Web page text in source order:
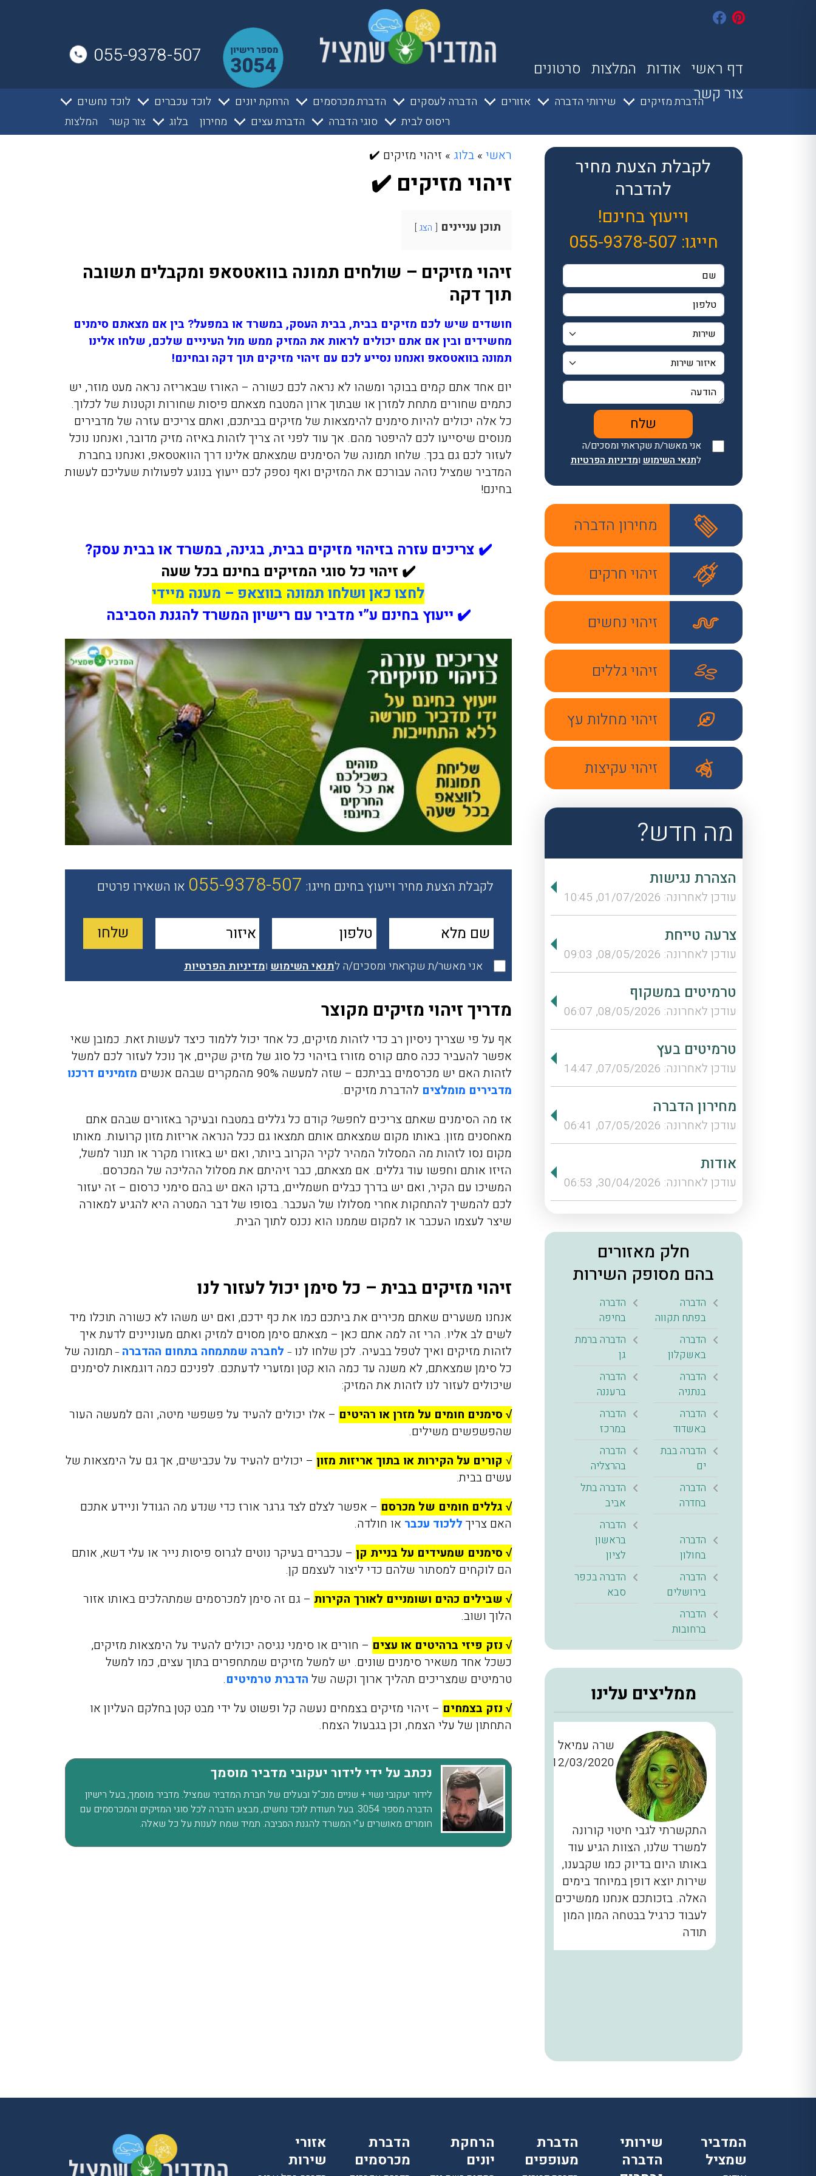
דף ראשי אודות המלצות סרטונים
צור קשר
055-9378-507
הדברת מזיקים שירותי הדברה אזורים הדברה לעסקים הדברת מכרסמים הרחקת יונים לוכד עכברים
לוכד נחשים
ריסוס לבית
סוגי הדברה הדברת עצים מחירון בלוג צור קשר המלצות
לקבלת הצעת מחיר
להדברה
וייעוץ בחינם!
חייגו: 055-9378-507
אני מאשר/ת שקראתי ומסכים/ה
לתנאי השימוש ומדיניות הפרטיות
מחירון הדברה
זיהוי חרקים
זיהוי נחשים
זיהוי גללים
זיהוי מחלות עץ
זיהוי עקיצות
מה חדש?
הצהרת נגישות
עודכן לאחרונה: 01/07/2026, 10:45
צרעה טייחת
עודכן לאחרונה: 08/05/2026, 09:03
טרמיטים במשקוף
עודכן לאחרונה: 08/05/2026, 06:07
טרמיטים בעץ
עודכן לאחרונה: 07/05/2026, 14:47
מחירון הדברה
עודכן לאחרונה: 07/05/2026, 06:41
אודות
עודכן לאחרונה: 30/04/2026, 06:53
חלק מאזורים
בהם מסופק השירות
הדברה
בפתח תקווה
הדברה
בחיפה
הדברה
באשקלון
הדברה ברמת
גן
הדברה
בנתניה
הדברה
ברעננה
הדברה
באשדוד
הדברה
במרכז
הדברה בבת
ים
הדברה
בהרצליה
הדברה
בחדרה
הדברה בתל
אביב
הדברה
בחולון
הדברה
בראשון
לציון
הדברה
בירושלים
הדברה בכפר
סבא
הדברה
ברחובות
ממליצים עלינו
שרה עמיאל
12/03/2020
התקשרתי לגבי חיטוי קורונה
למשרד שלנו, הצוות הגיע עוד
באותו היום בדיוק כמו שקבענו,
שירות יוצא דופן במיוחד בימים
האלה. בזכותכם אנחנו ממשיכים
לעבוד כרגיל בבטחה המון המון
תודה
08/04/2020
הזמנתי אתכם לצורך הדברת
טרמיטים שהיו לנו בחדר שינה
17/02/2019
התקשרתי אליכם בערב לגבי
הדברה של ג'וקים בדירה בפרדס
איתנו מה שנקרא פשפש
ראשי »בלוג » זיהוי מזיקים ✔️
זיהוי מזיקים ✔️
תוכן עניינים הצג
זיהוי מזיקים – שולחים תמונה בוואטסאפ ומקבלים תשובה
תוך דקה
חושדים שיש לכם מזיקים בבית, בבית העסק, במשרד או במפעל? בין אם מצאתם סימנים
מחשידים ובין אם אתם יכולים לראות את המזיק ממש מול העיניים שלכם, שלחו אלינו
תמונה בוואטסאפ ואנחנו נסייע לכם עם זיהוי מזיקים תוך דקה ובחינם!
יום אחד אתם קמים בבוקר ומשהו לא נראה לכם כשורה – האורז שבאריזה נראה מעט מוזר, יש
כתמים שחורים מתחת למזרן או שבתוך ארון המטבח מצאתם פיסות שחורות וקטנות של לכלוך.
כל אלה יכולים להיות סימנים להימצאות של מזיקים בביתכם, ואתם צריכים עזרה של מדבירים
מנוסים שיסייעו לכם להיפטר מהם. אך עוד לפני זה צריך לזהות באיזה מזיק מדובר, ואנחנו נוכל
לעזור לכם גם בכך. שלחו תמונה של הסימנים שמצאתם אלינו דרך הוואטסאפ, ואנחנו בחברת
המדביר שמציל נזהה עבורכם את המזיקים ואף נספק לכם ייעוץ בנוגע לפעולות שעליכם לעשות
בחינם!
✔️ צריכים עזרה בזיהוי מזיקים בבית, בגינה, במשרד או בבית עסק?
✔️ זיהוי כל סוגי המזיקים בחינם בכל שעה
לחצו כאן ושלחו תמונה בווצאפ – מענה מיידי
✔️ ייעוץ בחינם ע”י מדביר עם רישיון המשרד להגנת הסביבה
לקבלת הצעת מחיר וייעוץ בחינם חייגו: 055-9378-507 או השאירו פרטים
אני מאשר/ת שקראתי ומסכים/ה לתנאי השימושומדיניות הפרטיות
מדריך זיהוי מזיקים מקוצר
אף על פי שצריך ניסיון רב כדי לזהות מזיקים, כל אחד יכול ללמוד כיצד לעשות זאת. כמובן שאי
אפשר להעביר ככה סתם קורס מזורז בזיהוי כל סוג של מזיק שקיים, אך נוכל לעזור לכם למשל
לזהות האם יש מכרסמים בביתכם – שזה למעשה 90% מהמקרים שבהם אנשים
מזמינים דרכנו
מדבירים מומלצים להדברת מזיקים.
אז מה הסימנים שאתם צריכים לחפש? קודם כל גללים במטבח ובעיקר באזורים שבהם אתם
מאחסנים מזון. באותו מקום שמצאתם אותם תמצאו גם ככל הנראה אריזות מזון קרועות. מאותו
מקום נסו לזהות מה המסלול המהיר לקיר הקרוב ביותר, ואם יש באזורו מקרר או תנור למשל,
הזיזו אותם וחפשו עוד גללים. אם מצאתם, כבר זיהיתם את מסלול ההליכה של המכרסם.
המשיכו עם הקיר, ואם יש בדרך כבלים חשמליים, בדקו האם יש בהם סימני כרסום – זה יעזור
לכם להמשיך להתחקות אחרי מסלולו של העכבר. בסופו של דבר המטרה היא להגיע למאורה
שיצר לעצמו העכבר או למקום שממנו הוא נכנס לתוך הבית.
זיהוי מזיקים בבית – כל סימן יכול לעזור לנו
אנחנו משערים שאתם מכירים את ביתכם כמו את כף ידכם, ואם יש משהו לא כשורה תוכלו מיד
לשים לב אליו. הרי זה למה אתם כאן – מצאתם סימן מסוים למזיק ואתם מעוניינים לדעתאיך
לזהות מזיקים ואיך לטפל בבעיה. לכן שלחו לנו – לחברה שמתמחה בתחום ההדברה – תמונה של
כל סימן שמצאתם, לא משנה עד כמה הוא קטן ומזערי לדעתכם. לפניכם כמה דוגמאות לסימנים
שיכולים לעזור לנו לזהות את המזיק:
√ סימנים חומים על מזרן או רהיטים – אלו יכולים להעיד על פשפשי מיטה, והם למעשה העור
שהפשפשים משילים.
√ קורים על הקירות או בתוך אריזות מזון – יכולים להעיד על עכבישים, אך גם על הימצאות של
עשים בבית.
√ גללים חומים של מכרסם – אפשר לצלם לצד גרגר אורז כדי שנדע מה הגודל וניידע אתכם
האם צריך ללכוד עכבר או חולדה.
√ סימנים שמעידים על בניית קן – עכבריםבעיקר נוטים לגרוס פיסות נייר או עלי דשא, אותם
הם לוקחים למסתור שלהם כדי ליצור לעצמם קן.
√ שבילים כהים ושומניים לאורך הקירות – גם זה סימן למכרסמים שמתהלכים באותו אזור
הלוך ושוב.
√ נזק פיזי ברהיטים או עצים – חורים או סימני נגיסה יכולים להעיד על הימצאות מזיקים,
כשכל אחד משאיר סימנים שונים. יש למשל מזיקים שמתחפרים בתוך עצים, כמו למשל
טרמיטים שמצריכים תהליך ארוך וקשה של הדברת טרמיטים.
√ נזק בצמחים – זיהוי מזיקים בצמחים נעשה קל ופשוט על ידי מבט קטן בחלקם העליון או
התחתון של עלי הצמח, וכן בגבעול הצמח.
נכתב על ידי לידור יעקובי מדביר מוסמך
לידור יעקובי נשוי + שניים מנכ"ל ובעלים של חברת המדביר שמציל. מדביר מוסמך, בעל רישיון
הדברה מספר 3054. בעל תעודת לוכד נחשים, מבצע הדברה לכל סוגי המזיקים והמכרסמים עם
חומרים מאושרים ע"י המשרד להגנת הסביבה. תמיד שמח לענות על כל שאלה.
המדביר
שמציל
שירותי
הדברה
הדברת
מעופפים
הרחקת
יונים
הדברת
מכרסמים
אזורי
שירות